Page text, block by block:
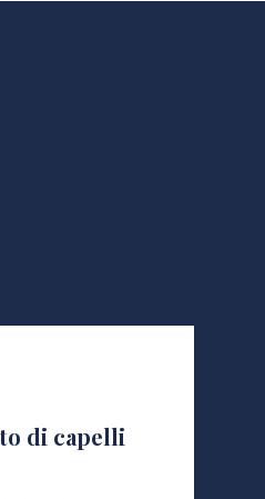
di capelli